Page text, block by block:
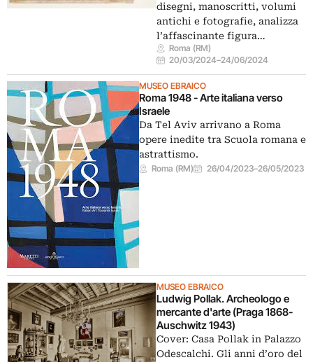
disegni, manoscritti, volumi
antichi e fotografie, analizza
l’affascinante figura…
Roma (RM)
20/03/2024–24/06/2024
MUSEO EBRAICO
Roma 1948 - Arte italiana verso
Israele
Da Tel Aviv arrivano a Roma
opere inedite tra Scuola romana e
astrattismo.
Roma (RM) 26/04/2023–26/05/2023
MUSEO EBRAICO
Ludwig Pollak. Archeologo e
mercante d'arte (Praga 1868-
Auschwitz 1943)
Cover: Casa Pollak in Palazzo
Odescalchi. Gli anni d’oro del